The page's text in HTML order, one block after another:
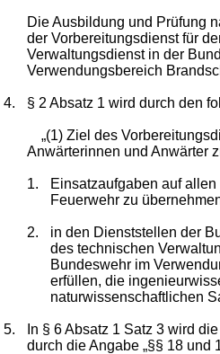
Die Ausbildung und Prüfung
der Vorbereitungsdienst für
Verwaltungsdienst in der
Verwendungsbereich
4. § 2 Absatz 1 wird durch den
„(1) Ziel des
Anwärterinnen und Anwärter
1.
Einsatzaufgaben auf
Feuerwehr zu
2.
in den Dienststellen der
des technischen
Bundeswehr im
erfüllen, die
naturwissenschaftlichen
5.
In § 6 Absatz 1 Satz 3 wird
durch die Angabe „§§ 18 und